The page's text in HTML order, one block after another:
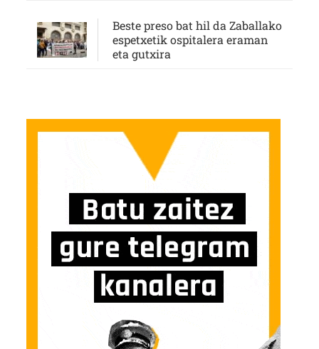
Beste preso bat hil da Zaballako
espetxetik ospitalera eraman
eta gutxira